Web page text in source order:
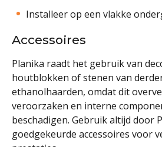
Installeer op een vlakke
Accessoires
Planika raadt het gebruik van
houtblokken of stenen van
ethanolhaarden, omdat dit
veroorzaken en interne
beschadigen. Gebruik altijd door
goedgekeurde accessoires voor